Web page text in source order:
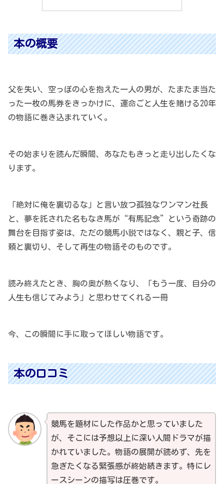
本の概要
父を失い、空っぽの心を抱えた一人の男が、たまたま当た
った一枚の馬券をきっかけに、運命ごと人生を賭ける20年
の物語に巻き込まれていく。
その始まりを読んだ瞬間、あなたもきっと走り出したくな
ります。
「絶対に俺を裏切るな」と言い放つ孤独なワンマン社長
と、夢を託された名もなき馬が“有馬記念”という奇跡の
舞台を目指す姿は、ただの競馬小説ではなく、親と子、信
頼と裏切り、そして再生の物語そのものです。
読み終えたとき、胸の奥が熱くなり、「もう一度、自分の
人生も信じてみよう」と思わせてくれる一冊
今、この瞬間に手に取ってほしい物語です。
本の口コミ
競馬を題材にした作品かと思っていました
が、そこには予想以上に深い人間ドラマが描
かれていました。物語の展開が読めず、先を
急ぎたくなる緊張感が終始続きます。特にレ
ースシーンの描写は圧巻です。